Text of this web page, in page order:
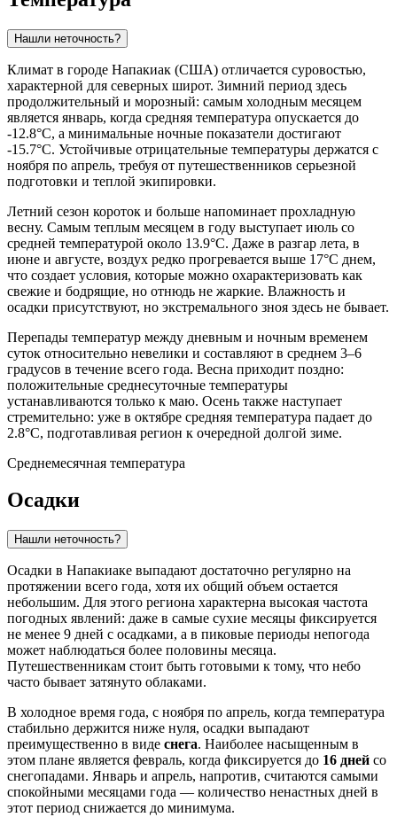
Нашли неточность?
Климат в городе Напакиак (США) отличается суровостью,
характерной для северных широт. Зимний период здесь
продолжительный и морозный: самым холодным месяцем
является январь, когда средняя температура опускается до
-12.8°C, а минимальные ночные показатели достигают
-15.7°C. Устойчивые отрицательные температуры держатся с
ноября по апрель, требуя от путешественников серьезной
подготовки и теплой экипировки.
Летний сезон короток и больше напоминает прохладную
весну. Самым теплым месяцем в году выступает июль со
средней температурой около 13.9°C. Даже в разгар лета, в
июне и августе, воздух редко прогревается выше 17°C днем,
что создает условия, которые можно охарактеризовать как
свежие и бодрящие, но отнюдь не жаркие. Влажность и
осадки присутствуют, но экстремального зноя здесь не бывает.
Перепады температур между дневным и ночным временем
суток относительно невелики и составляют в среднем 3–6
градусов в течение всего года. Весна приходит поздно:
положительные среднесуточные температуры
устанавливаются только к маю. Осень также наступает
стремительно: уже в октябре средняя температура падает до
2.8°C, подготавливая регион к очередной долгой зиме.
Среднемесячная температура
Осадки
Нашли неточность?
Осадки в Напакиаке выпадают достаточно регулярно на
протяжении всего года, хотя их общий объем остается
небольшим. Для этого региона характерна высокая частота
погодных явлений: даже в самые сухие месяцы фиксируется
не менее 9 дней с осадками, а в пиковые периоды непогода
может наблюдаться более половины месяца.
Путешественникам стоит быть готовыми к тому, что небо
часто бывает затянуто облаками.
В холодное время года, с ноября по апрель, когда температура
стабильно держится ниже нуля, осадки выпадают
преимущественно в виде снега. Наиболее насыщенным в
этом плане является февраль, когда фиксируется до 16 дней со
снегопадами. Январь и апрель, напротив, считаются самыми
спокойными месяцами года — количество ненастных дней в
этот период снижается до минимума.